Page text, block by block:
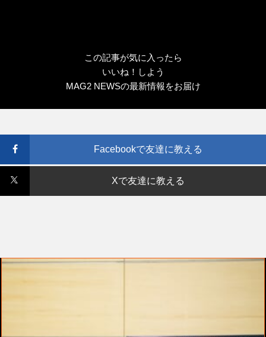
この記事が気に入ったら
いいね！しよう
MAG2 NEWSの最新情報をお届け
Facebookで友達に教える
Xで友達に教える